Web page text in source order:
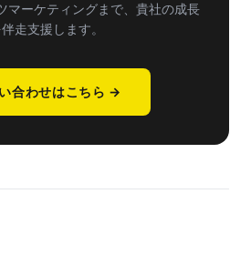
マーケティングまで、貴社の成長
走支援します。
合わせはこちら →